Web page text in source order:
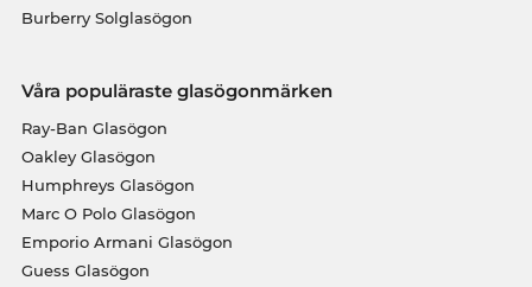
Burberry Solglasögon
Våra populäraste glasögonmärken
Ray-Ban Glasögon
Oakley Glasögon
Humphreys Glasögon
Marc O Polo Glasögon
Emporio Armani Glasögon
Guess Glasögon